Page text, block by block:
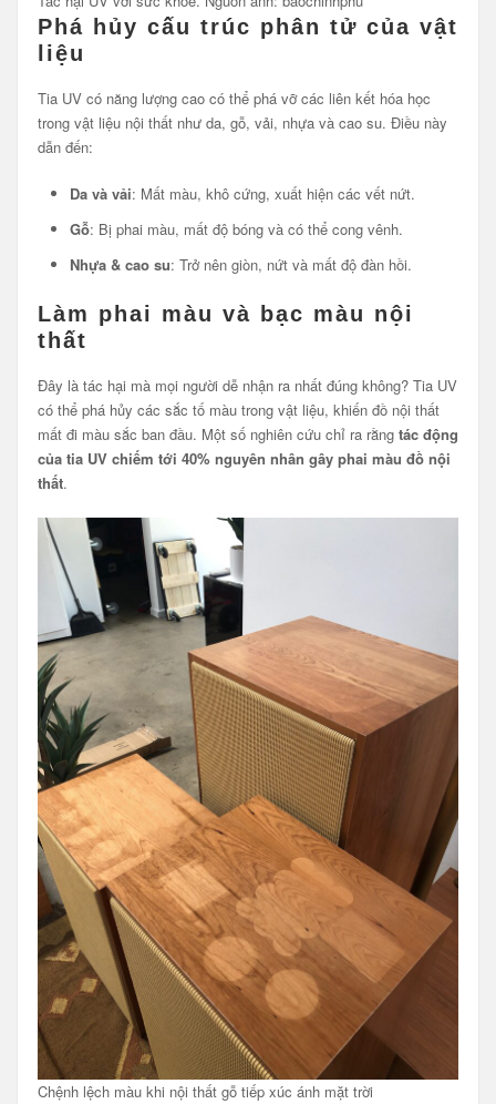
Phá hủy cấu trúc phân tử của vật
liệu
Tia UV có năng lượng cao có thể phá vỡ các liên kết hóa học
trong vật liệu nội thất như da, gỗ, vải, nhựa và cao su. Điều này
dẫn đến:
Da và vải: Mất màu, khô cứng, xuất hiện các vết nứt.
Gỗ: Bị phai màu, mất độ bóng và có thể cong vênh.
Nhựa & cao su: Trở nên giòn, nứt và mất độ đàn hồi.
Làm phai màu và bạc màu nội
thất
Đây là tác hại mà mọi người dễ nhận ra nhất đúng không? Tia UV
có thể phá hủy các sắc tố màu trong vật liệu, khiến đồ nội thất
mất đi màu sắc ban đầu. Một số nghiên cứu chỉ ra rằng tác động
của tia UV chiếm tới 40% nguyên nhân gây phai màu đồ nội
thất.
Chệnh lệch màu khi nội thất gỗ tiếp xúc ánh mặt trời